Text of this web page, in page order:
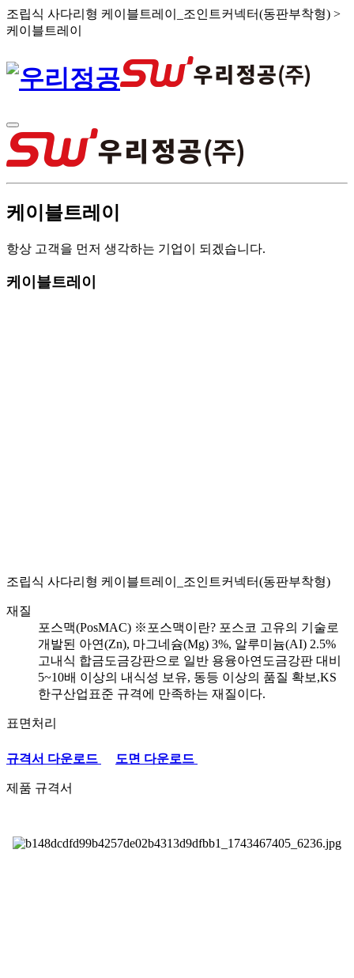
조립식 사다리형 케이블트레이_조인트커넥터(동판부착형) >
케이블트레이
케이블트레이
항상 고객을 먼저 생각하는 기업이 되겠습니다.
케이블트레이
조립식 사다리형 케이블트레이_조인트커넥터(동판부착형)
재질
포스맥(PosMAC) ※포스맥이란? 포스코 고유의 기술로
개발된 아연(Zn), 마그네슘(Mg) 3%, 알루미늄(AI) 2.5%
고내식 합금도금강판으로 일반 용융아연도금강판 대비
5~10배 이상의 내식성 보유, 동등 이상의 품질 확보,KS
한구산업표준 규격에 만족하는 재질이다.
표면처리
규격서 다운로드 도면 다운로드
제품 규격서